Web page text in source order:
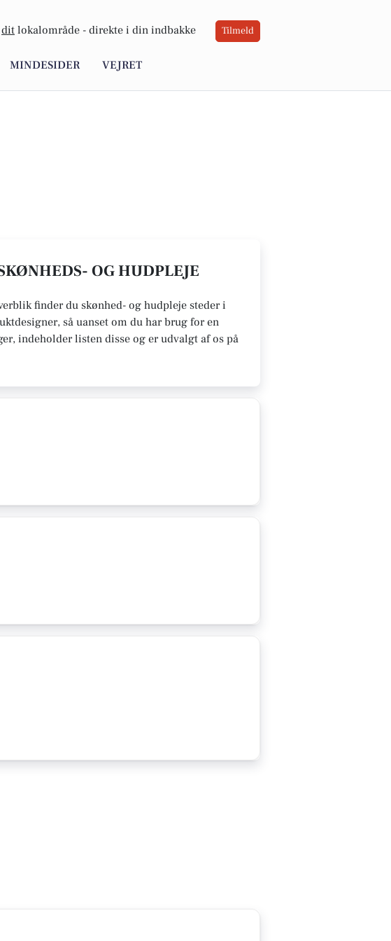
dit lokalområde - direkte i din indbakke Tilmeld
MINDESIDER VEJRET
OG HUDPLEJE
finder du skønhed- og hudpleje steder i
så uanset om du har brug for en
indeholder listen disse og er udvalgt af os på